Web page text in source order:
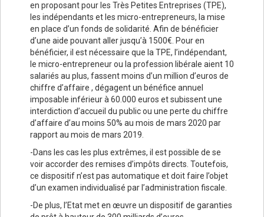
en proposant pour les Très Petites Entreprises (TPE),
les indépendants et les micro-entrepreneurs, la mise
en place d’un fonds de solidarité. Afin de bénéficier
d’une aide pouvant aller jusqu’à 1500€. Pour en
bénéficier, il est nécessaire que la TPE, l’indépendant,
le micro-entrepreneur ou la profession libérale aient 10
salariés au plus, fassent moins d’un million d’euros de
chiffre d’affaire , dégagent un bénéfice annuel
imposable inférieur à 60.000 euros et subissent une
interdiction d’accueil du public ou une perte du chiffre
d’affaire d’au moins 50% au mois de mars 2020 par
rapport au mois de mars 2019.
-Dans les cas les plus extrêmes, il est possible de se
voir accorder des remises d’impôts directs. Toutefois,
ce dispositif n’est pas automatique et doit faire l’objet
d’un examen individualisé par l’administration fiscale.
-De plus, l’Etat met en œuvre un dispositif de garanties